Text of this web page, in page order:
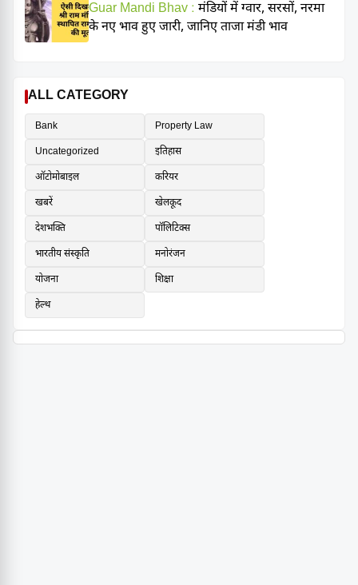
Guar Mandi Bhav : मंडियों में ग्वार, सरसों, नरमा
के नए भाव हुए जारी, जानिए ताजा मंडी भाव
ALL CATEGORY
Bank
Property Law
Uncategorized
इतिहास
ऑटोमोबाइल
करियर
खबरें
खेलकूद
देशभक्ति
पॉलिटिक्स
भारतीय संस्कृति
मनोरंजन
योजना
शिक्षा
हेल्थ